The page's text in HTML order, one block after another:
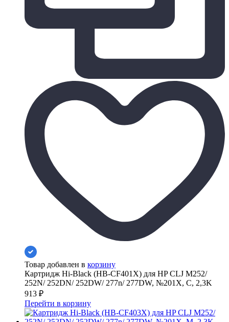
Товар добавлен в корзину
Картридж Hi-Black (HB-CF401X) для HP CLJ M252/
252N/ 252DN/ 252DW/ 277n/ 277DW, №201X, C, 2,3K
913 ₽
Перейти в корзину